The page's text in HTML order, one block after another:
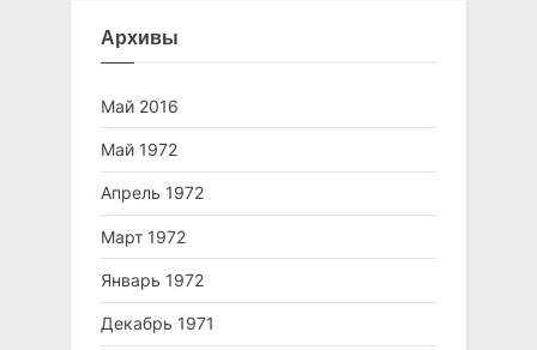
Архивы
Май 2016
Май 1972
Апрель 1972
Март 1972
Январь 1972
Декабрь 1971